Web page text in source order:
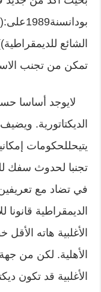
تمكن من تجنب
لايوجد أساسا
الديكتاتورية.
يتيحللحكومات
تجنبا لحدوث سفك
في تضاد مع
الديمقراطية
الأغلبية هاته
الأهلية. لكن من
الأغلبية قد تكون